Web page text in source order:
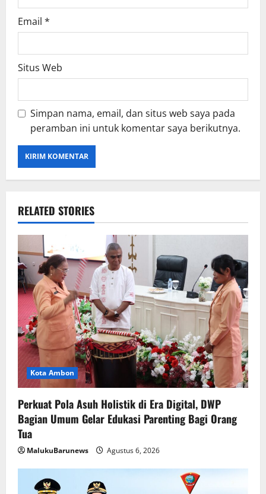
Email *
Situs Web
Simpan nama, email, dan situs web saya pada
peramban ini untuk komentar saya berikutnya.
RELATED STORIES
Kota Ambon
Perkuat Pola Asuh Holistik di Era Digital, DWP
Bagian Umum Gelar Edukasi Parenting Bagi Orang
Tua
MalukuBarunews Agustus 6, 2026